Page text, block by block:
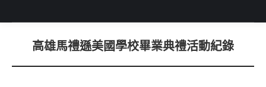
You are here:
高雄馬禮遜美國學校畢業典禮活動紀錄